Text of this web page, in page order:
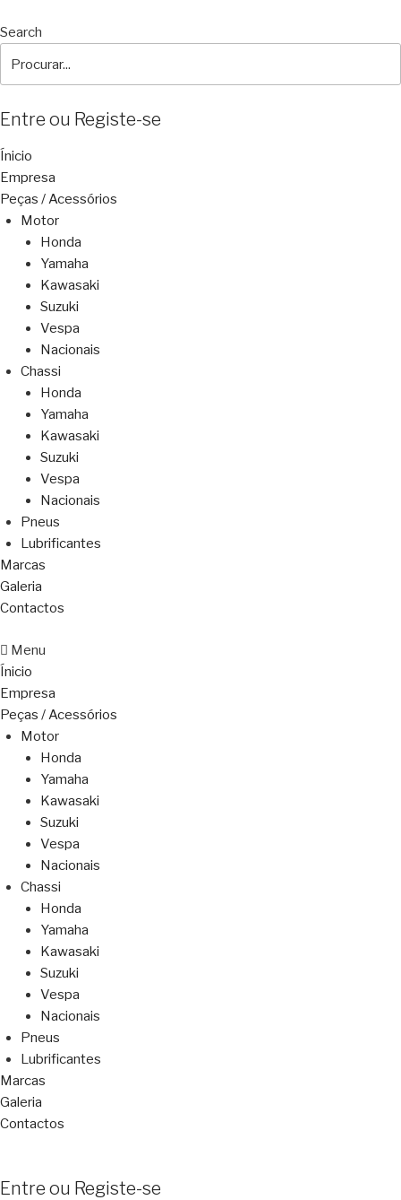
Search
Entre ou Registe-se
Ínicio
Empresa
Peças / Acessórios
Motor
Honda
Yamaha
Kawasaki
Suzuki
Vespa
Nacionais
Chassi
Honda
Yamaha
Kawasaki
Suzuki
Vespa
Nacionais
Pneus
Lubrificantes
Marcas
Galeria
Contactos
Menu
Ínicio
Empresa
Peças / Acessórios
Motor
Honda
Yamaha
Kawasaki
Suzuki
Vespa
Nacionais
Chassi
Honda
Yamaha
Kawasaki
Suzuki
Vespa
Nacionais
Pneus
Lubrificantes
Marcas
Galeria
Contactos
Entre ou Registe-se